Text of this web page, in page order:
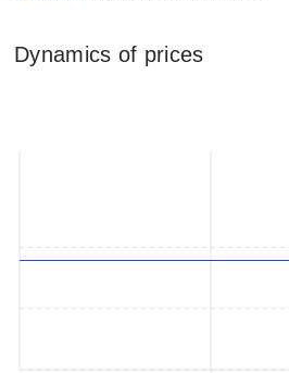
Dynamics of prices